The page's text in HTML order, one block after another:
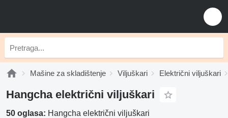
Mašine za skladištenje Viljuškari Električni viljuškari
Hangcha električni viljuškari
50 oglasa: Hangcha električni viljuškari